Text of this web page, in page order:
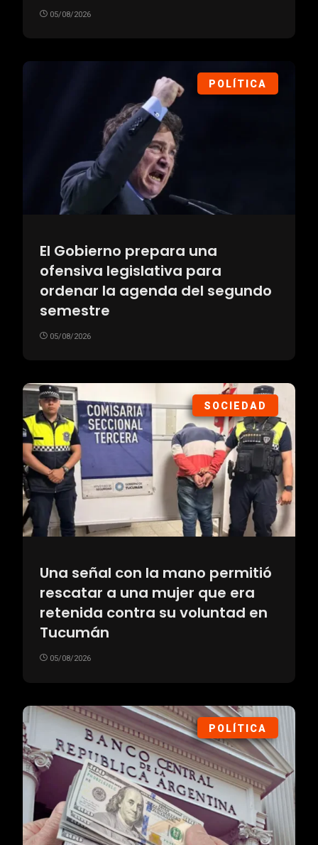
05/08/2026
POLÍTICA
El Gobierno prepara una
ofensiva legislativa para
ordenar la agenda del segundo
semestre
05/08/2026
SOCIEDAD
Una señal con la mano permitió
rescatar a una mujer que era
retenida contra su voluntad en
Tucumán
05/08/2026
POLÍTICA